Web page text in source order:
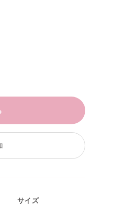
サイズ